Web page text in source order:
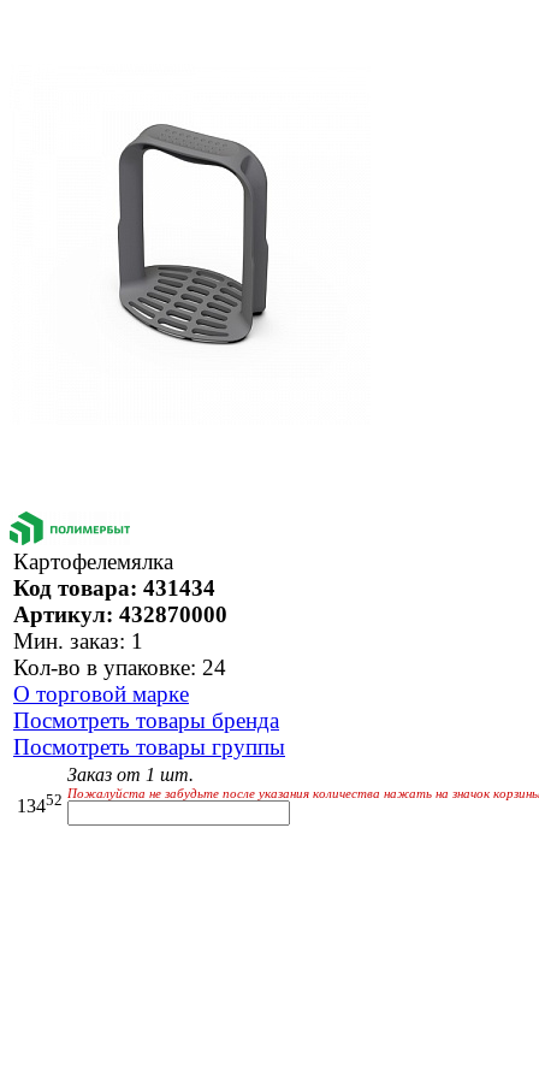
Картофелемялка
Код товара: 431434
Артикул: 432870000
Мин. заказ: 1
Кол-во в упаковке: 24
О торговой марке
Посмотреть товары бренда
Посмотреть товары группы
13452
Заказ от 1 шт.
Пожалуйста не забудьте после указания количества нажать на значок